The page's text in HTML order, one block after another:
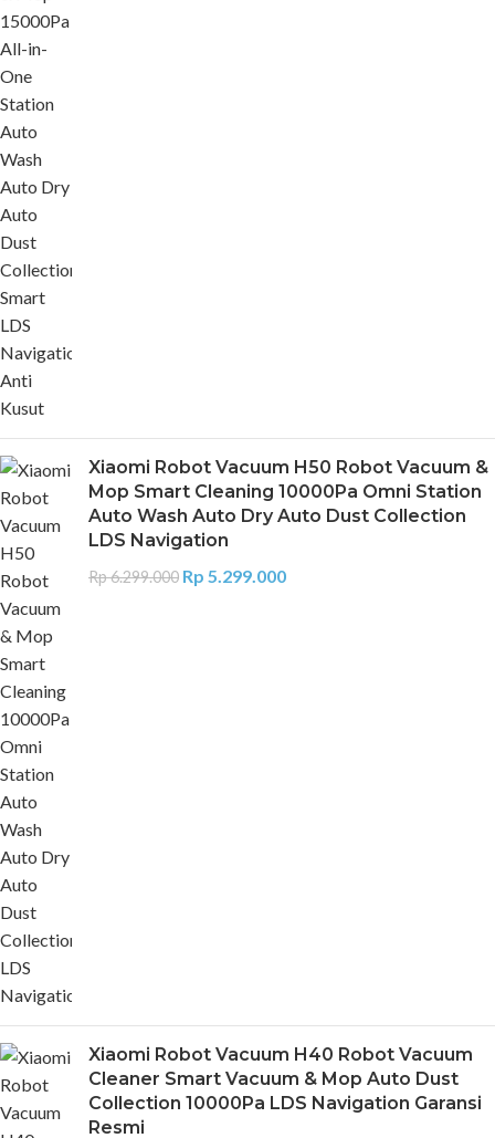
Xiaomi Robot Vacuum H50 Robot Vacuum &
Mop Smart Cleaning 10000Pa Omni Station
Auto Wash Auto Dry Auto Dust Collection
LDS Navigation
Rp6.299.000 Rp 5.299.000
Xiaomi Robot Vacuum H40 Robot Vacuum
Cleaner Smart Vacuum & Mop Auto Dust
Collection 10000Pa LDS Navigation Garansi
Resmi